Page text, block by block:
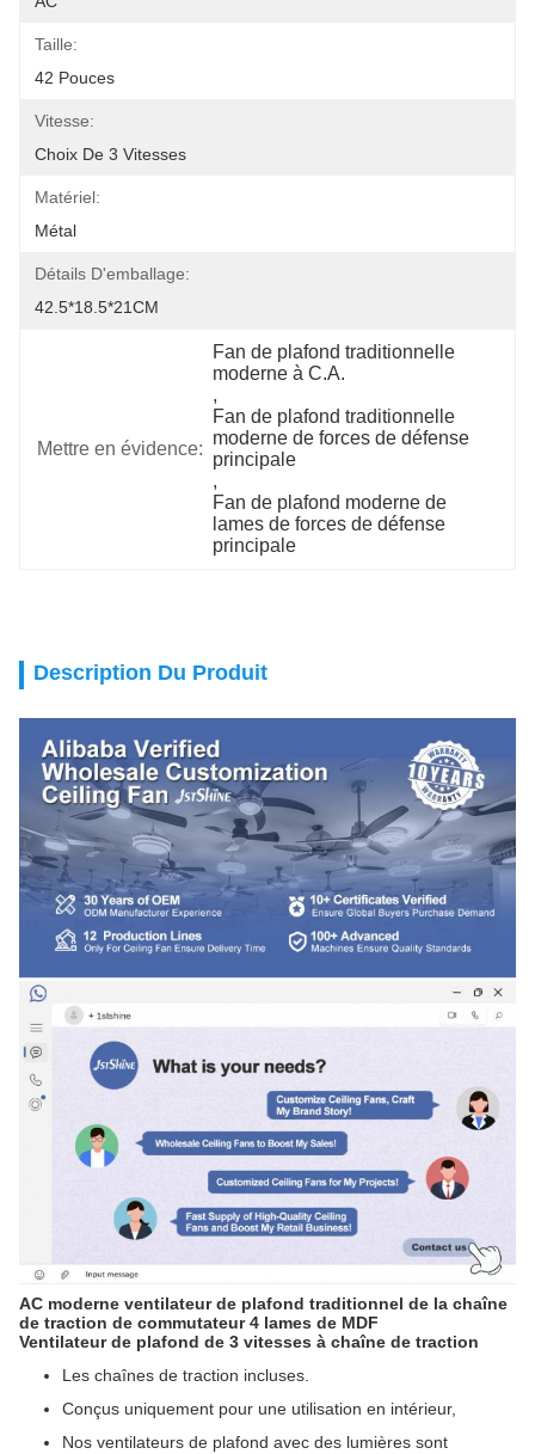
Taille:
42 Pouces
Vitesse:
Choix De 3 Vitesses
Matériel:
Métal
Détails D'emballage:
42.5*18.5*21CM
Mettre en évidence:
Fan de plafond traditionnelle
moderne à C.A.
,
Fan de plafond traditionnelle
moderne de forces de défense
principale
,
Fan de plafond moderne de
lames de forces de défense
principale
Description Du Produit
AC moderne ventilateur de plafond traditionnel de la chaîne
de traction de commutateur 4 lames de MDF
Ventilateur de plafond de 3 vitesses à chaîne de traction
Les chaînes de traction incluses.
Conçus uniquement pour une utilisation en intérieur,
Nos ventilateurs de plafond avec des lumières sont